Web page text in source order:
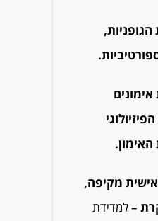
אישית מקיפה,
–למדידת